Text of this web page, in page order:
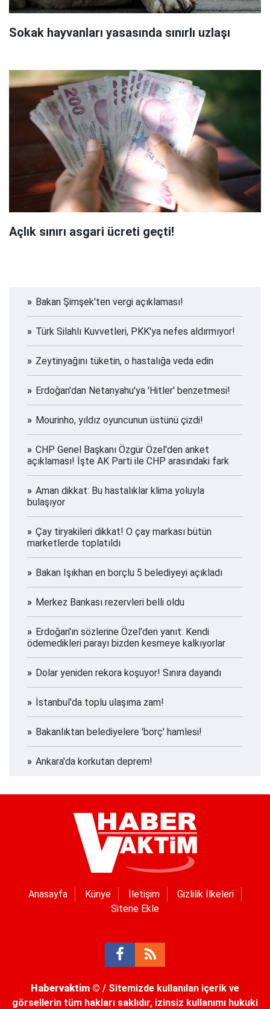
Sokak hayvanları yasasında sınırlı uzlaşı
Açlık sınırı asgari ücreti geçti!
Bakan Şimşek'ten vergi açıklaması!
Türk Silahlı Kuvvetleri, PKK'ya nefes aldırmıyor!
Zeytinyağını tüketin, o hastalığa veda edin
Erdoğan'dan Netanyahu'ya 'Hitler' benzetmesi!
Mourinho, yıldız oyuncunun üstünü çizdi!
CHP Genel Başkanı Özgür Özel'den anket
açıklaması! İşte AK Parti ile CHP arasındaki fark
Aman dikkat: Bu hastalıklar klima yoluyla
bulaşıyor
Çay tiryakileri dikkat! O çay markası bütün
marketlerde toplatıldı
Bakan Işıkhan en borçlu 5 belediyeyi açıkladı
Merkez Bankası rezervleri belli oldu
Erdoğan'ın sözlerine Özel'den yanıt: Kendi
ödemedikleri parayı bizden kesmeye kalkıyorlar
Dolar yeniden rekora koşuyor! Sınıra dayandı
İstanbul'da toplu ulaşıma zam!
Bakanlıktan belediyelere 'borç' hamlesi!
Ankara'da korkutan deprem!
Anasayfa Künye İletişim
Gizlilik İlkeleri
Sitene Ekle
Habervaktim © / Sitemizde kullanılan içerik ve
görsellerin tüm hakları saklıdır, izinsiz kullanımı hukuki